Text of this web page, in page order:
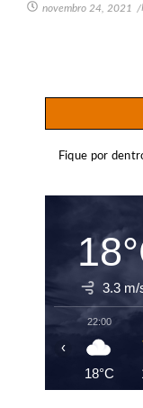
novembro 24, 2021 /
Fique por
3.3 m/
22:00
18°C
‹